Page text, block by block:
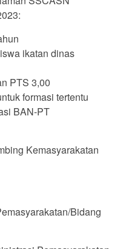
ikatan dinas
PTS 3,00
formasi tertentu
BAN-PT
Kemasyarakatan
Bidang